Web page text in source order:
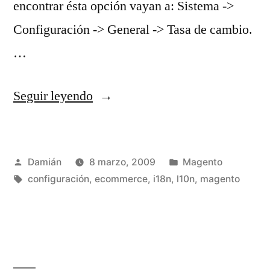
encontrar ésta opción vayan a: Sistema ->
Configuración -> General -> Tasa de cambio.
…
Seguir leyendo«Habilitar
de
Publicado
por
Damián 8 marzo, 2009
Publicado
en
Magento
Etiquetas:
configuración, ecommerce, i18n, l10n, magento